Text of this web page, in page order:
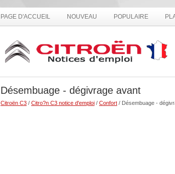
PAGE D'ACCUEIL NOUVEAU POPULAIRE
Désembuage - dégivrage avant
Citroën C3 / Citro?n C3 notice d'emploi / Confort / Désembuage -